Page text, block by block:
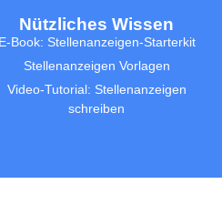
Nützliches Wissen
E-Book: Stellenanzeigen-Starterkit
Stellenanzeigen Vorlagen
Video-Tutorial: Stellenanzeigen
schreiben